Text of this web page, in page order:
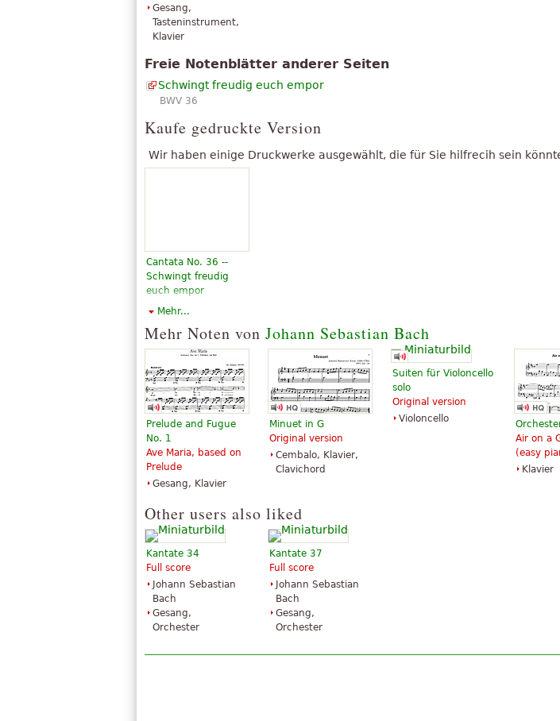
Gesang,
Tasteninstrument,
Klavier
Freie Notenblätter anderer Seiten
Schwingt freudig euch empor
BWV 36
Kaufe gedruckte Version
Wir haben einige Druckwerke ausgewählt, die für Sie hilfrecih sein
Cantata No. 36 --
Schwingt freudig
euch empor
6,05 €
Alfred Publishing
Mehr...
Mehr Noten von Johann Sebastian Bach
Prelude and Fugue
No. 1
Ave Maria, based on
Prelude
Gesang, Klavier
Minuet in G
Original version
Cembalo, Klavier,
Clavichord
Suiten für Violoncello
solo
Original version
Violoncello
Air on a
(easy
Klavier
Other users also liked
Kantate 34
Full score
Johann Sebastian
Bach
Gesang,
Orchester
Kantate 37
Full score
Johann Sebastian
Bach
Gesang,
Orchester